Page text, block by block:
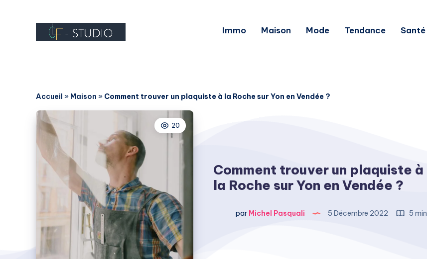
Immo Maison Mode Tendance Santé
Accueil » Maison » Comment trouver un plaquiste à la Roche sur Yon en Vendée ?
20
Comment trouver un plaquiste à
la Roche sur Yon en Vendée ?
par Michel Pasquali 5 Décembre 2022 5 min